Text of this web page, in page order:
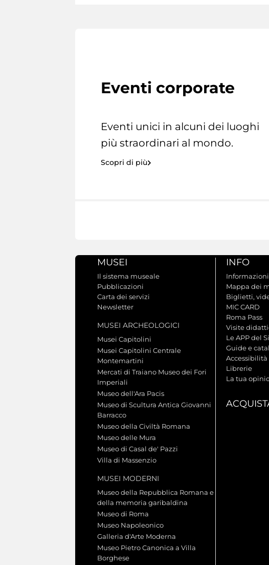
Eventi corporate
Eventi unici in alcuni dei luoghi
più straordinari al mondo.
Scopri di più
MUSEI
Il sistema museale
Pubblicazioni
Carta dei servizi
Newsletter
MUSEI ARCHEOLOGICI
Musei Capitolini
Musei Capitolini Centrale
Montemartini
Mercati di Traiano Museo dei Fori
Imperiali
Museo dell'Ara Pacis
Museo di Scultura Antica Giovanni
Barracco
Museo della Civiltà Romana
Museo delle Mura
Museo di Casal de' Pazzi
Villa di Massenzio
MUSEI MODERNI
Museo della Repubblica Romana e
della memoria garibaldina
Museo di Roma
Museo Napoleonico
Galleria d'Arte Moderna
Museo Pietro Canonica a Villa
Borghese
INFO
Mappa dei
Biglietti,
MIC CARD
Roma Pass
Visite
Le APP del
Guide e
Accessibilità
Librerie
La tua